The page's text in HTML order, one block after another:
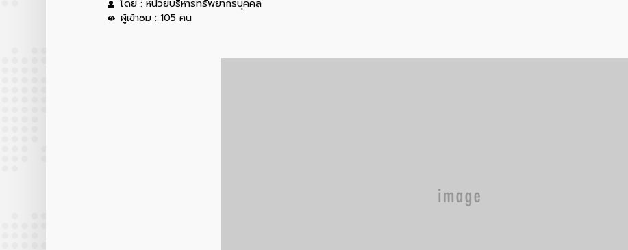
โดย : หน่วยบริหารทรัพยากรบุคคล
ผู้เข้าชม : 105 คน